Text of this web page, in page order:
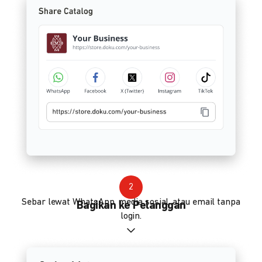
2
Bagikan ke Pelanggan
Sebar lewat WhatsApp, media sosial, atau email tanpa
login.